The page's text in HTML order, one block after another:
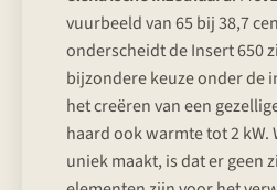
vuurbeeld van 65 bij 38,7
onderscheidt de Insert 650
bijzondere keuze onder de
het creëren van een
haard ook warmte tot 2 kW.
uniek maakt, is dat er geen